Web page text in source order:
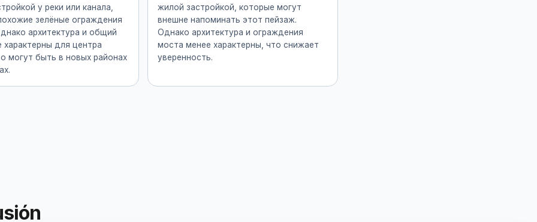
у реки или канала,
зелёные ограждения
архитектура и общий
характерны для центра
могут быть в новых районах
жилой застройкой, которые могут
внешне напоминать этот пейзаж.
Однако архитектура и ограждения
моста менее характерны, что снижает
уверенность.